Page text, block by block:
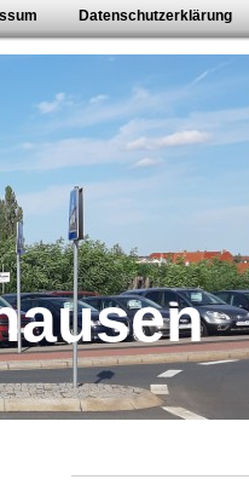
Datenschutzerklärung